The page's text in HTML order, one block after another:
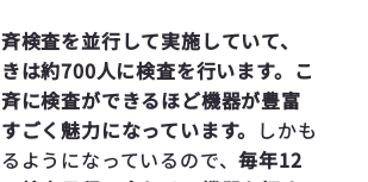
検査を並行して実施していて、
は約700人に検査を行います。こ
に検査ができるほど機器が豊富
ごく魅力になっています。 しかも
ようになっているので、毎年12